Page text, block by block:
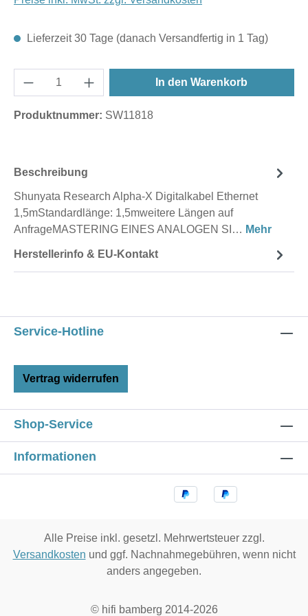
Lieferzeit 30 Tage (danach Versandfertig in 1 Tag)
In den Warenkorb
Produktnummer: SW11818
Beschreibung
Shunyata Research Alpha-X Digitalkabel Ethernet
1,5mStandardlänge: 1,5mweitere Längen auf
AnfrageMASTERING EINES ANALOGEN SI… Mehr
Herstellerinfo & EU-Kontakt
Service-Hotline
Vertrag widerrufen
Shop-Service
Informationen
Alle Preise inkl. gesetzl. Mehrwertsteuer zzgl.
Versandkosten und ggf. Nachnahmegebühren, wenn nicht
anders angegeben.
© hifi bamberg 2014-2026